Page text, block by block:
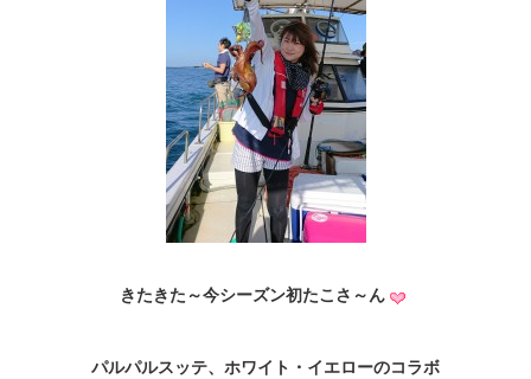
きたきた～今シーズン初たこさ～ん
パルパルスッテ、ホワイト・イエローのコラボ